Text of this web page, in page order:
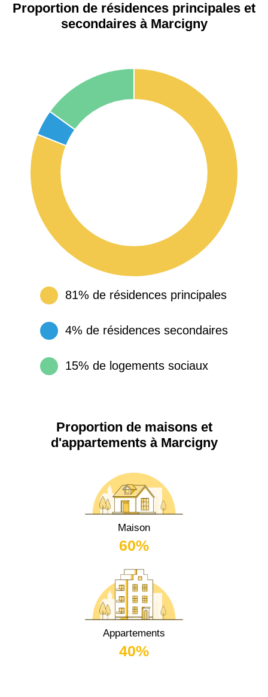
Proportion de résidences principales et
secondaires à Marcigny
81% de résidences principales
4% de résidences secondaires
15% de logements sociaux
Proportion de maisons et
d'appartements à Marcigny
Maison
60%
Appartements
40%